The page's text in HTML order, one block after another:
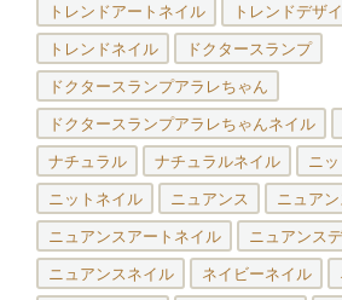
トレンドアートネイル トレンドデザ
トレンドネイル ドクタースランプ
ドクタースランプアラレちゃん
ドクタースランプアラレちゃんネイル
ナチュラル ナチュラルネイル ニ
ニットネイル ニュアンス ニュア
ニュアンスアートネイル ニュアンス
ニュアンスネイル ネイビーネイル